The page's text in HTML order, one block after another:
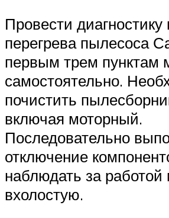
Провести
перегрева пылесоса
первым трем пунктам
самостоятельно.
почистить
включая моторный.
Последовательно
отключение
наблюдать за работой
вхолостую.